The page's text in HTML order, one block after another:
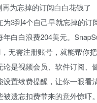
再为忘掉的订阅白白花钱了
为3到4个自己早就忘掉的订
白白浪费204美元。
无需注册账号，就能帮你
是视频会员、软件订阅、
设置续费提醒，让你一眼看
被遗忘扣费带来的意外惊吓